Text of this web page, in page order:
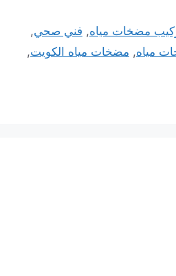
مضخات مياه, فني صحي,
مياه, مضخات مياه الكويت,